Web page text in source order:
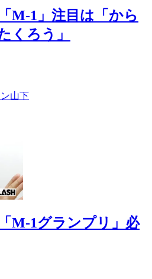
M-1」注目は「から
くろう」
山下
M-1グランプリ」必